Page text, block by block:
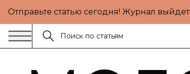
Отправьте статью сегодня! Журнал выйдет